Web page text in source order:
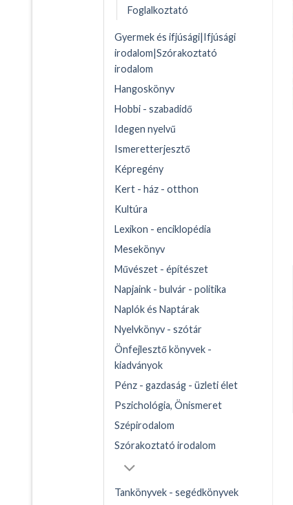
Foglalkoztató
Gyermek és ifjúsági|Ifjúsági
irodalom|Szórakoztató
irodalom
Hangoskönyv
Hobbi - szabadidő
Idegen nyelvű
Ismeretterjesztő
Képregény
Kert - ház - otthon
Kultúra
Lexikon - enciklopédia
Mesekönyv
Művészet - építészet
Napjaink - bulvár - politika
Naplók és Naptárak
Nyelvkönyv - szótár
Önfejlesztő könyvek -
kiadványok
Pénz - gazdaság - üzleti élet
Pszichológia, Önismeret
Szépirodalom
Szórakoztató irodalom
Tankönyvek - segédkönyvek